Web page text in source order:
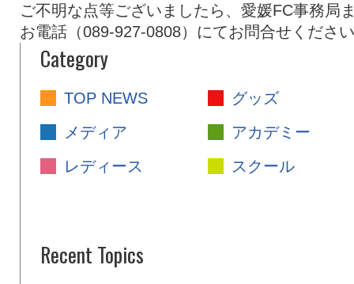
ご不明な点等ございましたら、愛媛FC事務局
お電話（089-927-0808）にてお問合せくださ
Category
TOP NEWS
グッズ
メディア
アカデミー
レディース
スクール
Recent Topics